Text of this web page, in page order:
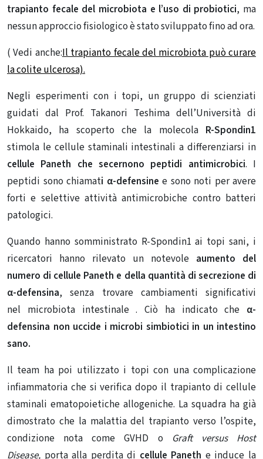
trapianto fecale del microbiota e l’uso di probiotici, ma
nessun approccio fisiologico è stato sviluppato fino ad ora.
( Vedi anche:Il trapianto fecale del microbiota può curare
la colite ulcerosa).
Negli esperimenti con i topi, un gruppo di scienziati
guidati dal Prof. Takanori Teshima dell’Università di
Hokkaido, ha scoperto che la molecola R-Spondin1
stimola le cellule staminali intestinali a differenziarsi in
cellule Paneth che secernono peptidi antimicrobici. I
peptidi sono chiamati α-defensine e sono noti per avere
forti e selettive attività antimicrobiche contro batteri
patologici.
Quando hanno somministrato R-Spondin1 ai topi sani, i
ricercatori hanno rilevato un notevole aumento del
numero di cellule Paneth e della quantità di secrezione di
α-defensina, senza trovare cambiamenti significativi
nel microbiota intestinale . Ciò ha indicato che α-
defensina non uccide i microbi simbiotici in un intestino
sano.
Il team ha poi utilizzato i topi con una complicazione
infiammatoria che si verifica dopo il trapianto di cellule
staminali ematopoietiche allogeniche. La squadra ha già
dimostrato che la malattia del trapianto verso l’ospite,
condizione nota come GVHD o Graft versus Host
Disease, porta alla perdita di cellule Paneth e induce la